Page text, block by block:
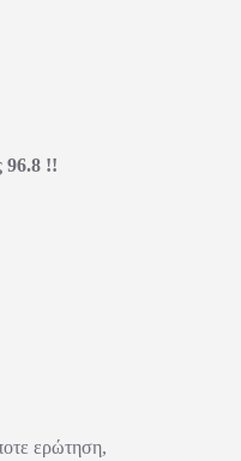
96.8 !!
ερώτηση,